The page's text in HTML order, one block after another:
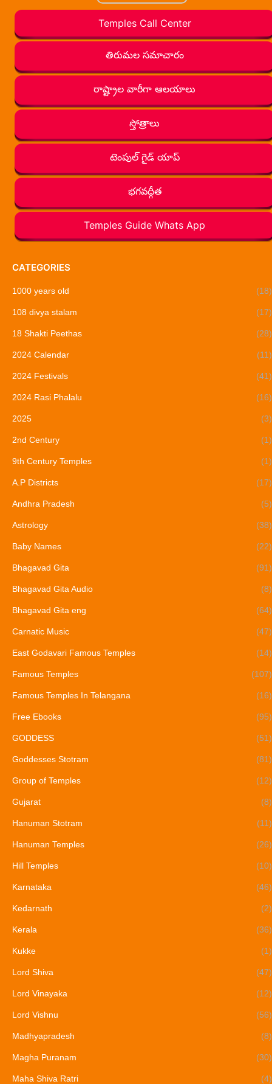
Temples Call Center
తిరుమల సమాచారం
రాష్ట్రాల వారీగా ఆలయాలు
స్తోత్రాలు
టెంపుల్ గైడ్ యాప్
భగవద్గీత
Temples Guide Whats App
CATEGORIES
1000 years old (18)
108 divya stalam (17)
18 Shakti Peethas (28)
2024 Calendar (11)
2024 Festivals (41)
2024 Rasi Phalalu (16)
2025 (3)
2nd Century (1)
9th Century Temples (1)
A.P Districts (17)
Andhra Pradesh (5)
Astrology (38)
Baby Names (22)
Bhagavad Gita (91)
Bhagavad Gita Audio (8)
Bhagavad Gita eng (64)
Carnatic Music (47)
East Godavari Famous Temples (14)
Famous Temples (107)
Famous Temples In Telangana (16)
Free Ebooks (95)
GODDESS (51)
Goddesses Stotram (81)
Group of Temples (12)
Gujarat (8)
Hanuman Stotram (11)
Hanuman Temples (26)
Hill Temples (10)
Karnataka (46)
Kedarnath (2)
Kerala (36)
Kukke (1)
Lord Shiva (47)
Lord Vinayaka (12)
Lord Vishnu (56)
Madhyapradesh (8)
Magha Puranam (30)
Maha Shiva Ratri (4)